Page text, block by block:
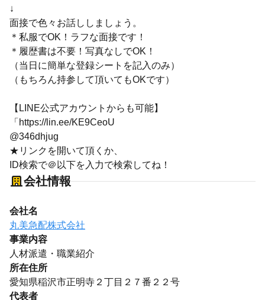
↓
面接で色々お話ししましょう。
＊私服でOK！ラフな面接です！
＊履歴書は不要！写真なしでOK！
（当日に簡単な登録シートを記入のみ）
（もちろん持参して頂いてもOKです）
【LINE公式アカウントからも可能】
「https://lin.ee/KE9CeoU
@346dhjug
★リンクを開いて頂くか、
ID検索で＠以下を入力で検索してね！
会社情報
会社名
丸美急配株式会社
事業内容
人材派遣・職業紹介
所在住所
愛知県稲沢市正明寺２丁目２７番２２号
代表者